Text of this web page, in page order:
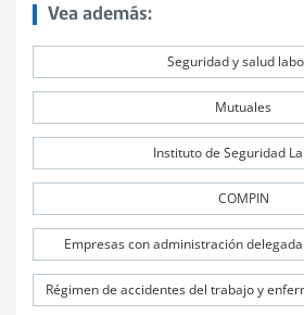
Vea además:
Seguridad y salud
Mutuales
Instituto de Seguridad
COMPIN
Empresas con administración
Régimen de accidentes del trabajo y